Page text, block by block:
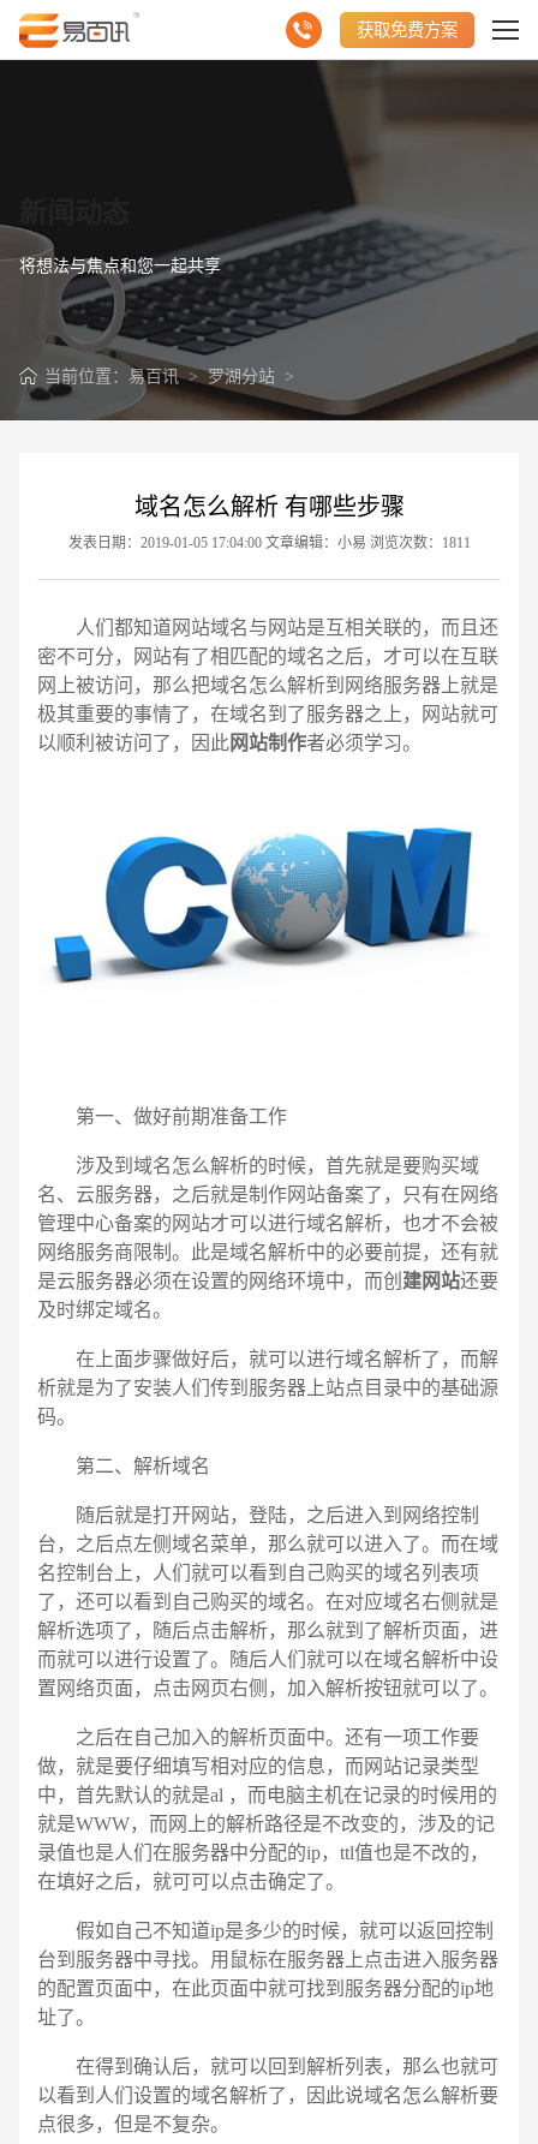
获取免费方案
将想法与焦点和您一起共享
当前位置： 易百讯>罗湖分站>
域名怎么解析 有哪些步骤
发表日期：2019-01-05 17:04:00 文章编辑：小易 浏览次数：1811
人们都知道网站域名与网站是互相关联的，而且还
密不可分，网站有了相匹配的域名之后，才可以在互联
网上被访问，那么把域名怎么解析到网络服务器上就是
极其重要的事情了，在域名到了服务器之上，网站就可
以顺利被访问了，因此网站制作者必须学习。
第一、做好前期准备工作
涉及到域名怎么解析的时候，首先就是要购买域
名、云服务器，之后就是制作网站备案了，只有在网络
管理中心备案的网站才可以进行域名解析，也才不会被
网络服务商限制。此是域名解析中的必要前提，还有就
是云服务器必须在设置的网络环境中，而创 建网站还要
及时绑定域名。
在上面步骤做好后，就可以进行域名解析了，而解
析就是为了安装人们传到服务器上站点目录中的基础源
码。
第二、解析域名
随后就是打开网站，登陆，之后进入到网络控制
台，之后点左侧域名菜单，那么就可以进入了。而在域
名控制台上，人们就可以看到自己购买的域名列表项
了，还可以看到自己购买的域名。在对应域名右侧就是
解析选项了，随后点击解析，那么就到了解析页面，进
而就可以进行设置了。随后人们就可以在域名解析中设
置网络页面，点击网页右侧，加入解析按钮就可以了。
之后在自己加入的解析页面中。还有一项工作要
做，就是要仔细填写相对应的信息，而网站记录类型
中，首先默认的就是al ，而电脑主机在记录的时候用的
就是WWW，而网上的解析路径是不改变的，涉及的记
录值也是人们在服务器中分配的ip，ttl值也是不改的，
在填好之后，就可可以点击确定了。
假如自己不知道ip是多少的时候，就可以返回控制
台到服务器中寻找。用鼠标在服务器上点击进入服务器
的配置页面中，在此页面中就可找到服务器分配的ip地
址了。
在得到确认后，就可以回到解析列表，那么也就可
以看到人们设置的域名解析了，因此说域名怎么解析要
点很多，但是不复杂。
电话 微信号